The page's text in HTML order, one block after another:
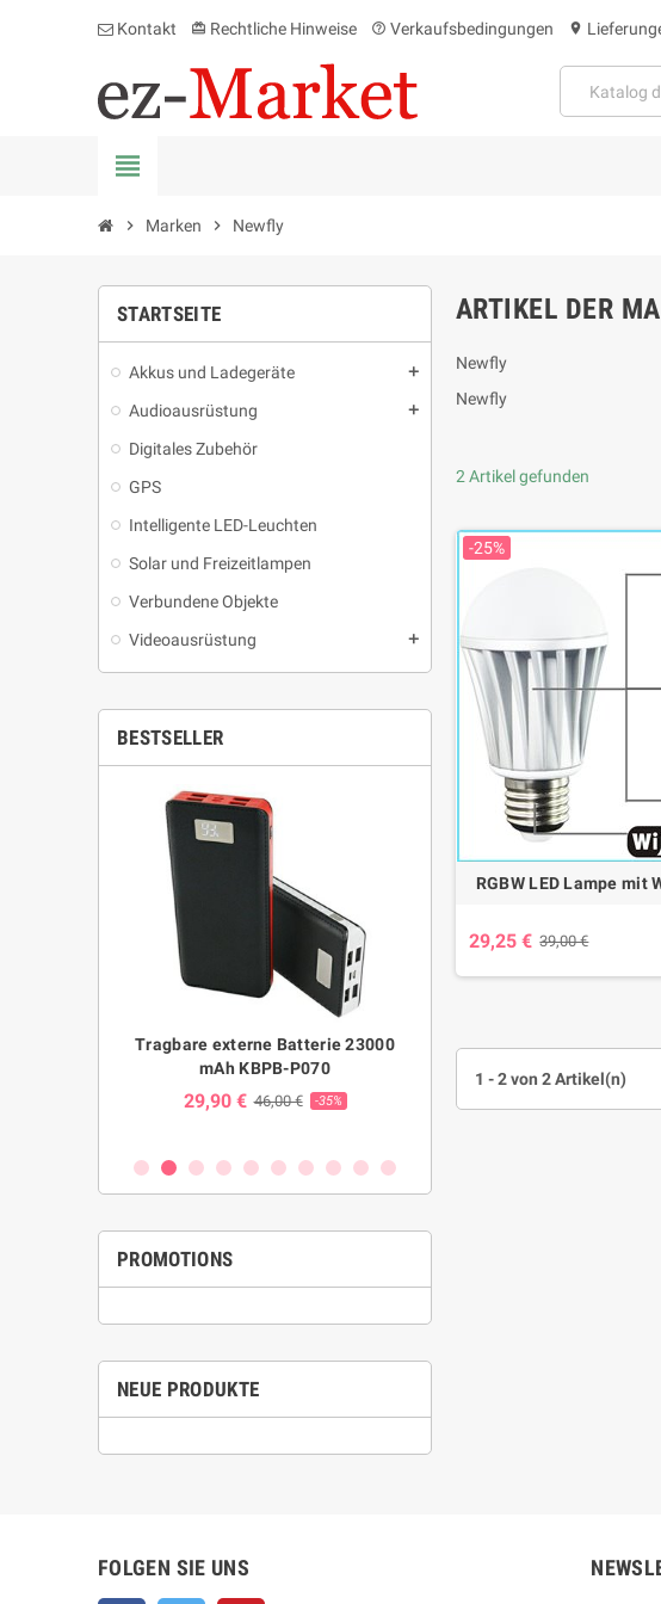
Kontakt card_giftcard Rechtliche Hinweise help_outline Verkaufsbedingungen location_on
view_headline
chevron_right Marken chevron_right Newfly
STARTSEITE
Akkus und Ladegeräte add
Audioausrüstung add
Digitales Zubehör
GPS
Intelligente LED-Leuchten
Solar und Freizeitlampen
Verbundene Objekte
Videoausrüstung
add
BESTSELLER
Tragbare externe Batterie 23000
mAh KBPB-P070
29,90 € 46,00 € -35%
Wasserdichte Smart
Sport und Freizeit SF-115
PROMOTIONS
NEUE PRODUKTE
ARTIKEL DER
Newfly
Newfly
2 Artikel gefunden
-25%
RGBW LED Lampe mit
29,25 € 39,00 €
1 - 2 von 2 Artikel(n)
FOLGEN SIE UNS